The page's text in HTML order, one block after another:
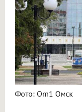
Фото: Om1 Омск